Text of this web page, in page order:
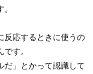
反応するときに使うの
す。
だ」とかって認識して